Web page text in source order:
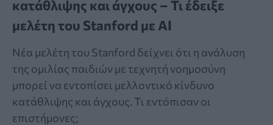
κατάθλιψης και άγχους – Τι έδειξε
μελέτη του Stanford με AI
Νέα μελέτη του Stanford δείχνει ότι η ανάλυση
της ομιλίας παιδιών με τεχνητή νοημοσύνη
μπορεί να εντοπίσει μελλοντικό κίνδυνο
κατάθλιψης και άγχους. Τι εντόπισαν οι
επιστήμονες;